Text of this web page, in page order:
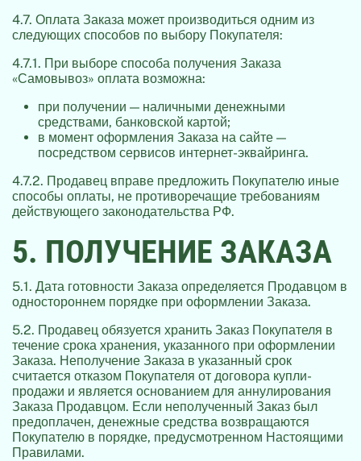
4.7. Оплата Заказа может производиться одним из
следующих способов по выбору Покупателя:
4.7.1. При выборе способа получения Заказа
«Самовывоз» оплата возможна:
при получении — наличными денежными
средствами, банковской картой;
в момент оформления Заказа на сайте —
посредством сервисов интернет-эквайринга.
4.7.2. Продавец вправе предложить Покупателю иные
способы оплаты, не противоречащие требованиям
действующего законодательства РФ.
5. ПОЛУЧЕНИЕ ЗАКАЗА
5.1. Дата готовности Заказа определяется Продавцом в
одностороннем порядке при оформлении Заказа.
5.2. Продавец обязуется хранить Заказ Покупателя в
течение срока хранения, указанного при оформлении
Заказа. Неполучение Заказа в указанный срок
считается отказом Покупателя от договора купли-
продажи и является основанием для аннулирования
Заказа Продавцом. Если неполученный Заказ был
предоплачен, денежные средства возвращаются
Покупателю в порядке, предусмотренном Настоящими
Правилами.